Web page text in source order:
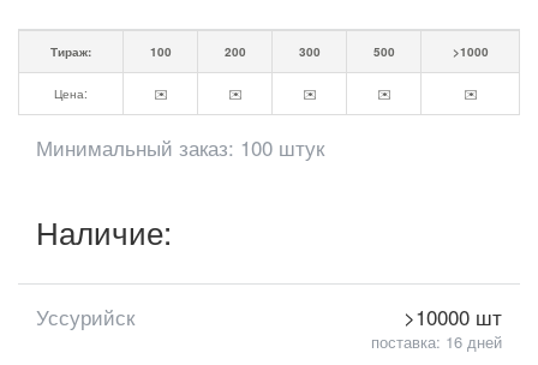
Тираж: 100 200 300 500 >1000
Цена: ✉️ ✉️ ✉️ ✉️ ✉️
Минимальный заказ: 100 штук
Наличие:
Уссурийск >10000 шт
поставка: 16 дней